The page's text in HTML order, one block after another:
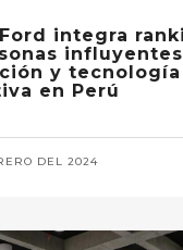
integra
y tecnología
en Perú
DEL 2024